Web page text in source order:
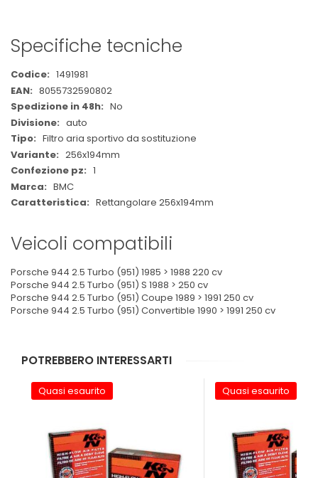
Specifiche tecniche
Maggiori
Informazioni
1491981
8055732590802
No
auto
Filtro aria sportivo da sostituzione
256x194mm
1
BMC
Rettangolare 256x194mm
Veicoli compatibili
Porsche 944 2.5 Turbo (951) 1985 > 1988 220 cv
Porsche 944 2.5 Turbo (951) S 1988 > 250 cv
Porsche 944 2.5 Turbo (951) Coupe 1989 > 1991 250 cv
Porsche 944 2.5 Turbo (951) Convertible 1990 > 1991 250 cv
POTREBBERO INTERESSARTI
Quasi esaurito Quasi esaurito